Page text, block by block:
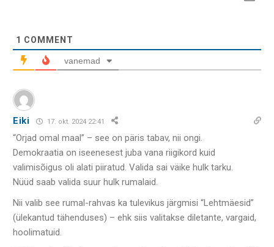
1 COMMENT
vanemad
Eiki 17. okt. 2024 22:41
“Orjad omal maal” – see on päris tabav, nii ongi.
Demokraatia on iseenesest juba vana riigikord kuid
valimisõigus oli alati piiratud. Valida sai väike hulk tarku.
Nüüd saab valida suur hulk rumalaid.
Nii valib see rumal-rahvas ka tulevikus järgmisi “Lehtmäesid”
(ülekantud tähenduses) – ehk siis valitakse diletante, vargaid,
hoolimatuid.